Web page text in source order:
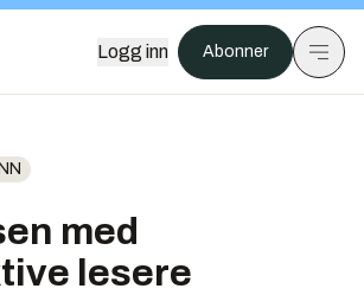
Logg inn Abonner
med
lesere